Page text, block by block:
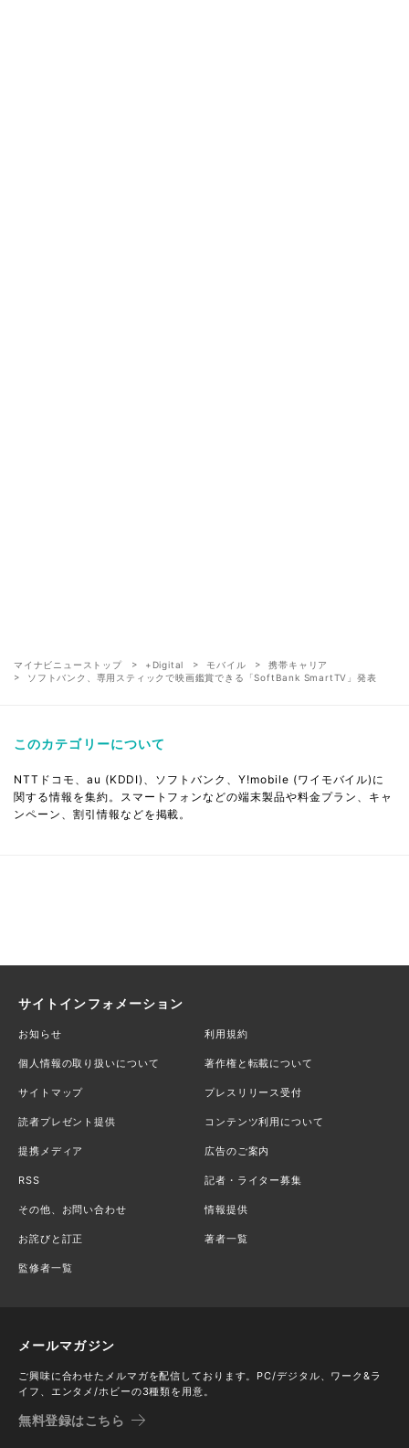
マイナビニューストップ +Digital モバイル
携帯キャリア
ソフトバンク、専用スティックで映画鑑賞できる「SoftBank SmartTV」発表
このカテゴリーについて
NTTドコモ、au (KDDI)、ソフトバンク、Y!mobile (ワイモバイル)に
関する情報を集約。スマートフォンなどの端末製品や料金プラン、キャ
ンペーン、割引情報などを掲載。
サイトインフォメーション
お知らせ 利用規約
個人情報の取り扱いについて 著作権と転載について
サイトマップ プレスリリース受付
読者プレゼント提供 コンテンツ利用について
提携メディア 広告のご案内
RSS 記者・ライター募集
その他、お問い合わせ 情報提供
お詫びと訂正 著者一覧
監修者一覧
メールマガジン
ご興味に合わせたメルマガを配信しております。PC/デジタル、ワーク&ラ
イフ、エンタメ/ホビーの3種類を用意。
無料登録はこちら